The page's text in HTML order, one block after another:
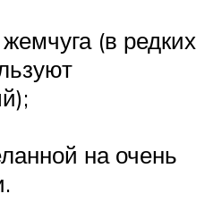
(в редких
на очень